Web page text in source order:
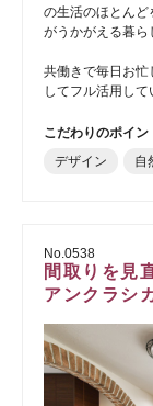
の生活のほとんど
がうかがえる暮ら
共働きで毎日お忙
してフル活用し
こだわりのポイン
デザイン
自
No.0538
間取りを見
アンクラシ